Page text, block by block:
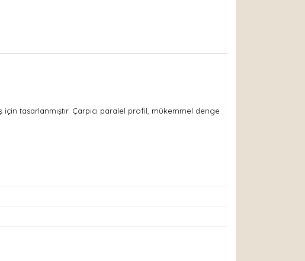
tasarlanmıştır. Çarpıcı paralel profil, mükemmel denge